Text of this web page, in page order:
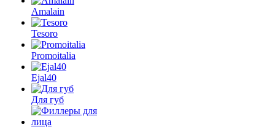
Amalain
Tesoro
Promoitalia
Ejal40
Для губ